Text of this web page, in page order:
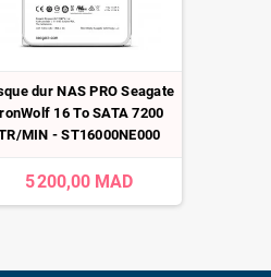
dur NAS PRO Seagate
16 To SATA 7200
MIN - ST16000NE000
5 200,00 MAD